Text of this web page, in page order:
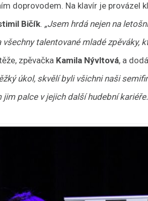
doprovodem. Na klavír je provázel
Bičík. „Jsem hrdá nejen na
všechny talentované mladé zpěváky,
zpěvačka Kamila Nývltová, a
úkol, skvělí byli všichni naši
jim palce v jejich další hudební